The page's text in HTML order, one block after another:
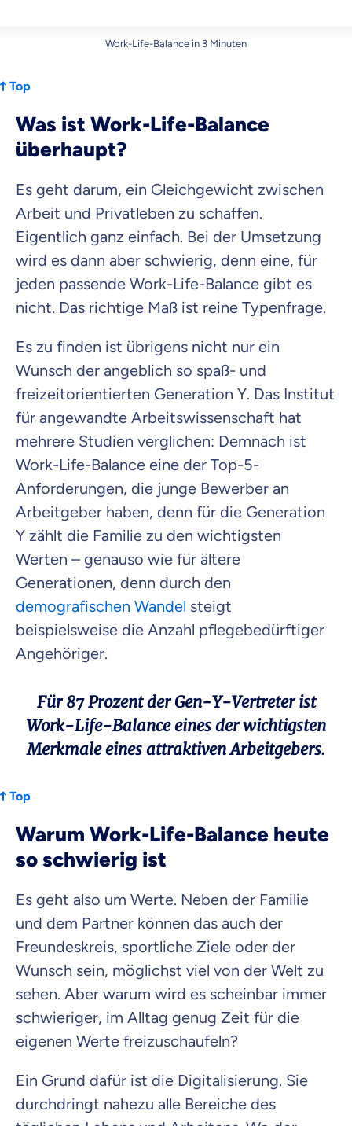
Work-Life-Balance in 3 Minuten
Top
Was ist Work-Life-Balance
überhaupt?
Es geht darum, ein Gleichgewicht zwischen
Arbeit und Privatleben zu schaffen.
Eigentlich ganz einfach. Bei der Umsetzung
wird es dann aber schwierig, denn eine, für
jeden passende Work-Life-Balance gibt es
nicht. Das richtige Maß ist reine Typenfrage.
Es zu finden ist übrigens nicht nur ein
Wunsch der angeblich so spaß- und
freizeitorientierten Generation Y. Das Institut
für angewandte Arbeitswissenschaft hat
mehrere Studien verglichen: Demnach ist
Work-Life-Balance eine der Top-5-
Anforderungen, die junge Bewerber an
Arbeitgeber haben, denn für die Generation
Y zählt die Familie zu den wichtigsten
Werten – genauso wie für ältere
Generationen, denn durch den
demografischen Wandel steigt
beispielsweise die Anzahl pflegebedürftiger
Angehöriger.
Für 87 Prozent der Gen-Y-Vertreter ist
Work-Life-Balance eines der wichtigsten
Merkmale eines attraktiven Arbeitgebers.
Top
Warum Work-Life-Balance heute
so schwierig ist
Es geht also um Werte. Neben der Familie
und dem Partner können das auch der
Freundeskreis, sportliche Ziele oder der
Wunsch sein, möglichst viel von der Welt zu
sehen. Aber warum wird es scheinbar immer
schwieriger, im Alltag genug Zeit für die
eigenen Werte freizuschaufeln?
Ein Grund dafür ist die Digitalisierung. Sie
durchdringt nahezu alle Bereiche des